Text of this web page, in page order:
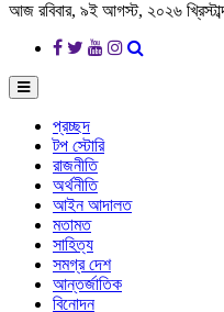
আজ রবিবার, ৯ই আগস্ট, ২০২৬
প্রচ্ছদ
টপ স্টোরি
রাজনীতি
অর্থনীতি
আইন আদালত
মতামত
সাহিত্য
সমগ্র দেশ
আন্তর্জাতিক
বিনোদন